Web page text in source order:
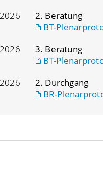
2. Beratung
BT-
3. Beratung
BT-
2. Durchgang
BR-